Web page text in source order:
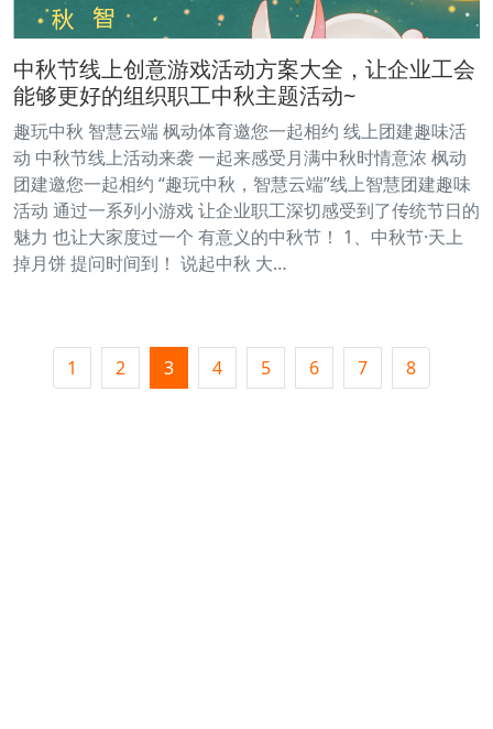
中秋节线上创意游戏活动方案大全，让企业工会
能够更好的组织职工中秋主题活动~
趣玩中秋 智慧云端 枫动体育邀您一起相约 线上团建趣味活
动 中秋节线上活动来袭 一起来感受月满中秋时情意浓 枫动
团建邀您一起相约 “趣玩中秋，智慧云端”线上智慧团建趣味
活动 通过一系列小游戏 让企业职工深切感受到了传统节日的
魅力 也让大家度过一个 有意义的中秋节！ 1、中秋节·天上
掉月饼 提问时间到！ 说起中秋 大…
1 2 3 4 5 6 7 8